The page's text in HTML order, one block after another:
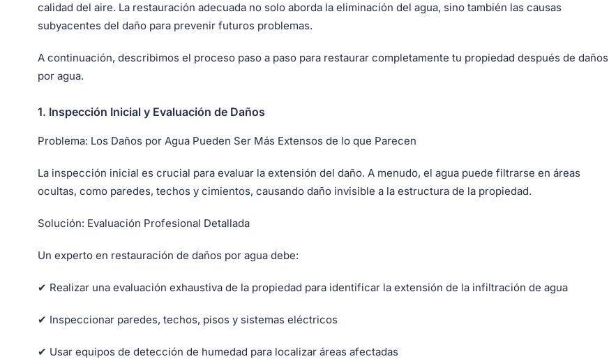
calidad del aire. La restauración adecuada no solo aborda la eliminación del agua, sino también las causas
subyacentes del daño para prevenir futuros problemas.
A continuación, describimos el proceso paso a paso para restaurar completamente tu propiedad después de daños
por agua.
1. Inspección Inicial y Evaluación de Daños
Problema: Los Daños por Agua Pueden Ser Más Extensos de lo que Parecen
La inspección inicial es crucial para evaluar la extensión del daño. A menudo, el agua puede filtrarse en áreas
ocultas, como paredes, techos y cimientos, causando daño invisible a la estructura de la propiedad.
Solución: Evaluación Profesional Detallada
Un experto en restauración de daños por agua debe:
✔ Realizar una evaluación exhaustiva de la propiedad para identificar la extensión de la infiltración de agua
✔ Inspeccionar paredes, techos, pisos y sistemas eléctricos
✔ Usar equipos de detección de humedad para localizar áreas afectadas